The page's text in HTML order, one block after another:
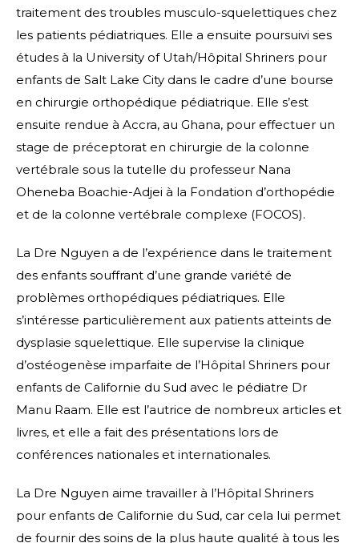
traitement des troubles musculo-squelettiques chez
les patients pédiatriques. Elle a ensuite poursuivi ses
études à la University of Utah/Hôpital Shriners pour
enfants de Salt Lake City dans le cadre d’une bourse
en chirurgie orthopédique pédiatrique. Elle s’est
ensuite rendue à Accra, au Ghana, pour effectuer un
stage de préceptorat en chirurgie de la colonne
vertébrale sous la tutelle du professeur Nana
Oheneba Boachie-Adjei à la Fondation d’orthopédie
et de la colonne vertébrale complexe (FOCOS).
La Dre Nguyen a de l’expérience dans le traitement
des enfants souffrant d’une grande variété de
problèmes orthopédiques pédiatriques. Elle
s’intéresse particulièrement aux patients atteints de
dysplasie squelettique. Elle supervise la clinique
d’ostéogenèse imparfaite de l’Hôpital Shriners pour
enfants de Californie du Sud avec le pédiatre Dr
Manu Raam. Elle est l’autrice de nombreux articles et
livres, et elle a fait des présentations lors de
conférences nationales et internationales.
La Dre Nguyen aime travailler à l’Hôpital Shriners
pour enfants de Californie du Sud, car cela lui permet
de fournir des soins de la plus haute qualité à tous les